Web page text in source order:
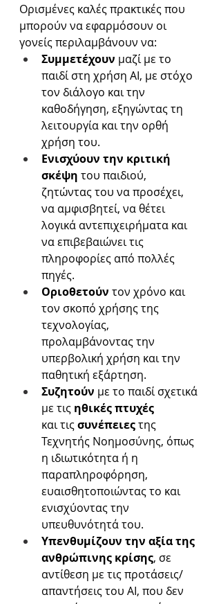
Ορισμένες καλές πρακτικές που
μπορούν να εφαρμόσουν οι
γονείς περιλαμβάνουν να:
Συμμετέχουν μαζί με το
παιδί στη χρήση AI, με στόχο
τον διάλογο και την
καθοδήγηση, εξηγώντας τη
λειτουργία και την ορθή
χρήση του.
Ενισχύουν την κριτική
σκέψη του παιδιού,
ζητώντας του να προσέχει,
να αμφισβητεί, να θέτει
λογικά αντεπιχειρήματα και
να επιβεβαιώνει τις
πληροφορίες από πολλές
πηγές.
Οριοθετούν τον χρόνο και
τον σκοπό χρήσης της
τεχνολογίας,
προλαμβάνοντας την
υπερβολική χρήση και την
παθητική εξάρτηση.
Συζητούν με το παιδί σχετικά
με τις ηθικές πτυχές
καιτις συνέπειες της
Τεχνητής Νοημοσύνης, όπως
η ιδιωτικότητα ή η
παραπληροφόρηση,
ευαισθητοποιώντας το και
ενισχύοντας την
υπευθυνότητά του.
Υπενθυμίζουν την αξία της
ανθρώπινης κρίσης, σε
αντίθεση με τις προτάσεις/
απαντήσεις του ΑΙ, που δεν